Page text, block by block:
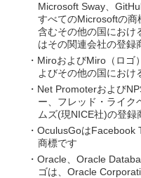
Microsoft Sway、
すべてのMicrosoftの商
含むその他の国におけ
はその関連会社の登録
・MiroおよびMiro（ロ
よびその他の国におけ
・Net Promoterおよび
ー、フレッド・ライク
ムズ(現NICE社)の登録
・OculusGoはFacebook
商標です
・Oracle、Oracle
ゴは、Oracle